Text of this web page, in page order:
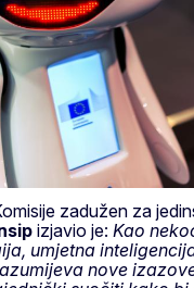
zadužen za
izjavio je: Kao
umjetna
nove